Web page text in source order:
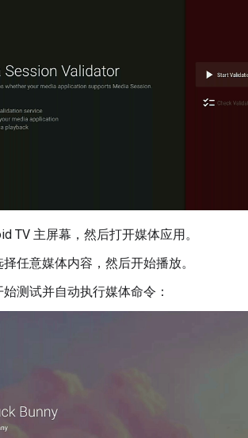
TV 主屏幕，然后打开媒体应用。
任意媒体内容，然后开始播放。
测试并自动执行媒体命令：